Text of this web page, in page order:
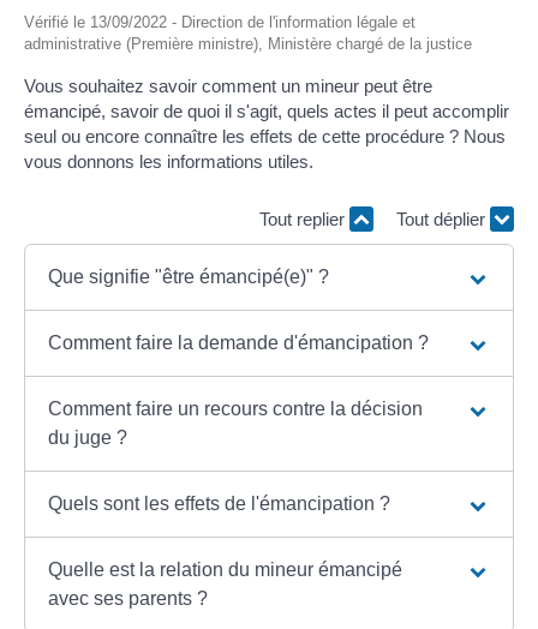
Vérifié le 13/09/2022 - Direction de l'information légale et
administrative (Première ministre), Ministère chargé de la justice
Vous souhaitez savoir comment un mineur peut être
émancipé, savoir de quoi il s'agit, quels actes il peut accomplir
seul ou encore connaître les effets de cette procédure ? Nous
vous donnons les informations utiles.
Tout replier Tout déplier
Que signifie "être émancipé(e)" ?
Comment faire la demande d'émancipation ?
Comment faire un recours contre la décision
du juge ?
Quels sont les effets de l'émancipation ?
Quelle est la relation du mineur émancipé
avec ses parents ?